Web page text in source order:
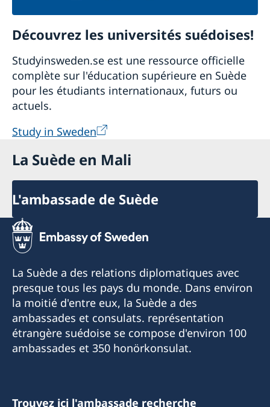
Découvrez les universités suédoises!
Studyinsweden.se est une ressource officielle
complète sur l'éducation supérieure en Suède
pour les étudiants internationaux, futurs ou
actuels.
Study in Sweden
La Suède en Mali
L'ambassade de Suède
La Suède a des relations diplomatiques avec
presque tous les pays du monde. Dans environ
la moitié d'entre eux, la Suède a des
ambassades et consulats. représentation
étrangère suédoise se compose d'environ 100
ambassades et 350 honörkonsulat.
Trouvez ici l'ambassade recherche